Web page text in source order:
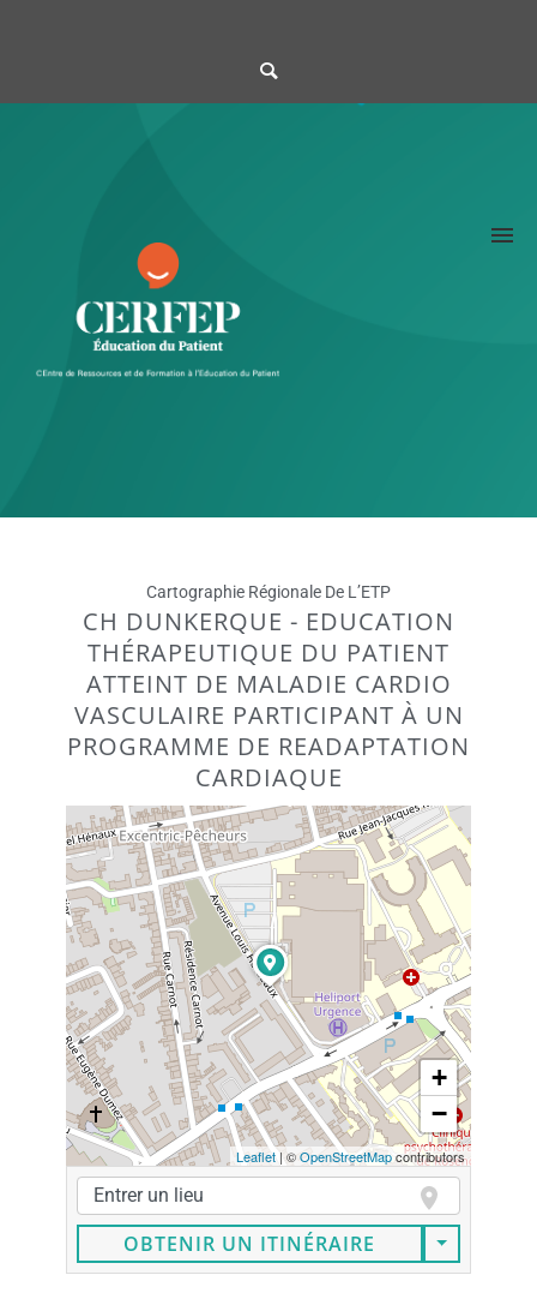
Cartographie Régionale De L’ETP
CH DUNKERQUE - EDUCATION
THÉRAPEUTIQUE DU PATIENT
ATTEINT DE MALADIE CARDIO
VASCULAIRE PARTICIPANT À UN
PROGRAMME DE READAPTATION
CARDIAQUE
+
−
Leaflet| ©OpenStreetMapcontributors
OBTENIR UN ITINÉRAIRE